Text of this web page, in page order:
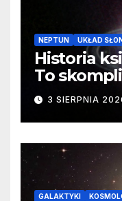
NEPTUN UKŁAD
Historia
To
3 SIERPNIA
GALAKTYKI